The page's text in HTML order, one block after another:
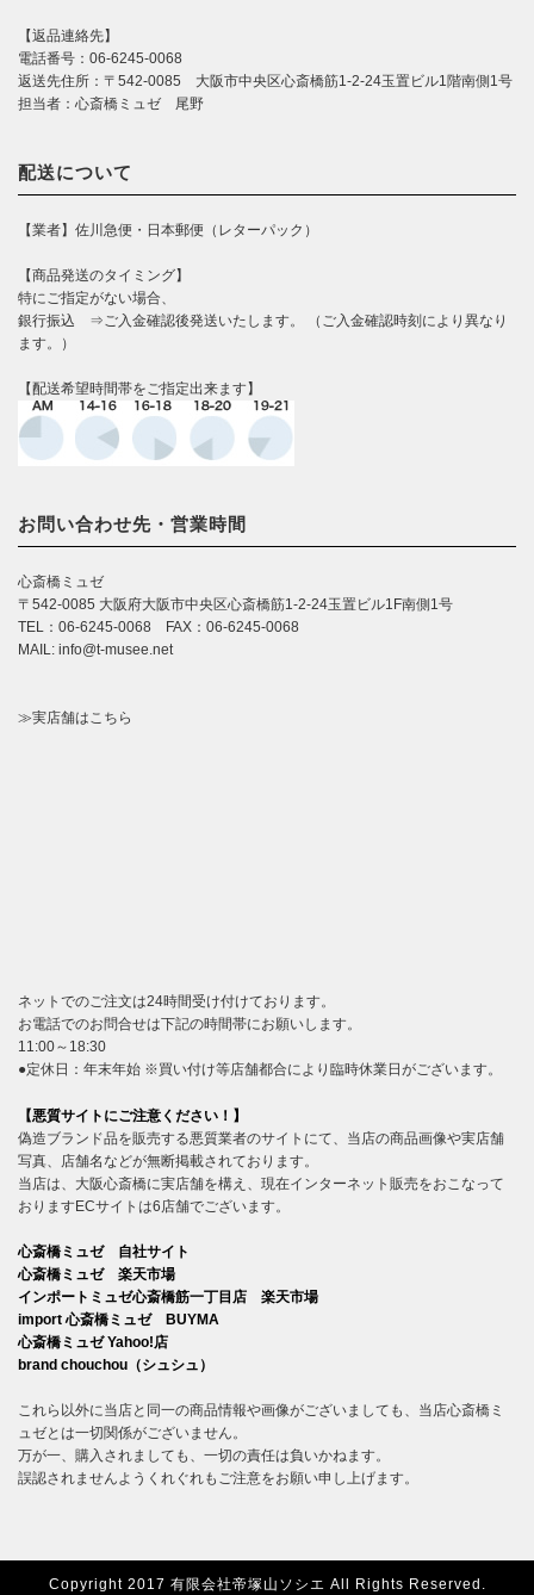
【返品連絡先】
電話番号：06-6245-0068
返送先住所：〒542-0085 大阪市中央区心斎橋筋1-2-24玉置ビル1階南側1号
担当者：心斎橋ミュゼ 尾野
配送について
【業者】佐川急便・日本郵便（レターパック）
【商品発送のタイミング】
特にご指定がない場合、
銀行振込 ⇒ご入金確認後発送いたします。 （ご入金確認時刻により異なり
ます。）
【配送希望時間帯をご指定出来ます】
お問い合わせ先・営業時間
心斎橋ミュゼ
〒542-0085 大阪府大阪市中央区心斎橋筋1-2-24玉置ビル1F南側1号
TEL：06-6245-0068 FAX：06-6245-0068
MAIL: info@t-musee.net
≫実店舗はこちら
ネットでのご注文は24時間受け付けております。
お電話でのお問合せは下記の時間帯にお願いします。
11:00～18:30
●定休日：年末年始 ※買い付け等店舗都合により臨時休業日がございます。
【悪質サイトにご注意ください！】
偽造ブランド品を販売する悪質業者のサイトにて、当店の商品画像や実店舗
写真、店舗名などが無断掲載されております。
当店は、大阪心斎橋に実店舗を構え、現在インターネット販売をおこなって
おりますECサイトは6店舗でございます。
心斎橋ミュゼ 自社サイト
心斎橋ミュゼ 楽天市場
インポートミュゼ心斎橋筋一丁目店 楽天市場
import 心斎橋ミュゼ BUYMA
心斎橋ミュゼ Yahoo!店
brand chouchou（シュシュ）
これら以外に当店と同一の商品情報や画像がございましても、当店心斎橋ミ
ュゼとは一切関係がございません。
万が一、購入されましても、一切の責任は負いかねます。
誤認されませんようくれぐれもご注意をお願い申し上げます。
Copyright 2017 有限会社帝塚山ソシエ All Rights Reserved.